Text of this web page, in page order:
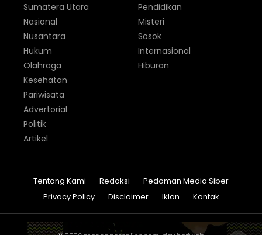
Sumatera Utara
Nasional
Nusantara
Hukum
Olahraga
Pendidikan
Misteri
Sosok
Internasional
Hiburan
Kesehatan
Pariwisata
Advertorial
Politik
Artikel
Tentang Kami Redaksi
Pedoman Media Siber
Privacy Policy
Disclaimer Iklan Kontak